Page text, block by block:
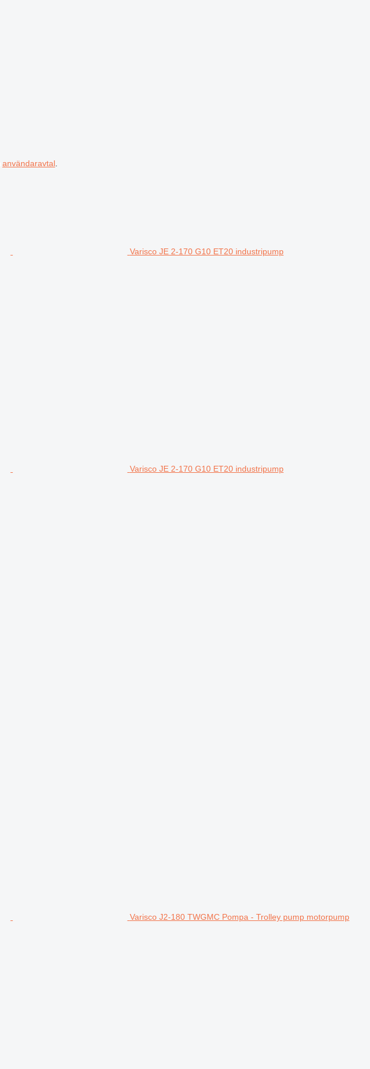
användaravtal.
Varisco JE 2-170 G10 ET20 industripump
Varisco JE 2-170 G10 ET20 industripump
Varisco J2-180 TWGMC Pompa - Trolley pump motorpump